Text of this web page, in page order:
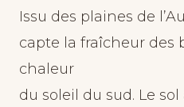
Issu des plaines de
capte la fraîcheur des
chaleur
du soleil du sud. Le